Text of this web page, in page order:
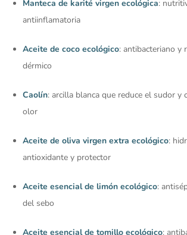
Manteca de karité virgen ecológica:
antiinflamatoria
Aceite de coco ecológico: antibacteriano y
dérmico
Caolín: arcilla blanca que reduce el sudor y
olor
Aceite de oliva virgen extra ecológico:
antioxidante y protector
Aceite esencial de limón ecológico:
del sebo
Aceite esencial de tomillo ecológico: